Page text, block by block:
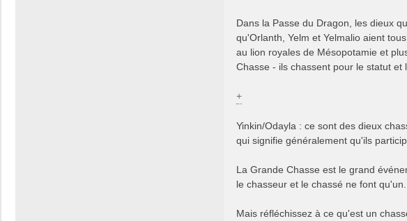
Dans la Passe du Dragon, les dieux
qu'Orlanth, Yelm et Yelmalio aient
au lion royales de Mésopotamie et
Chasse - ils chassent pour le statut et
+
Yinkin/Odayla : ce sont des dieux
qui signifie généralement qu'ils
La Grande Chasse est le grand
le chasseur et le chassé ne font
Mais réfléchissez à ce qu'est un